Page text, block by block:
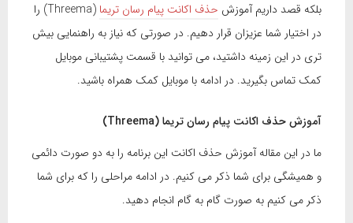
بلکه قصد داریم آموزش حذف اکانت پیام رسان تریما
(Threema) را
در اختیار شما عزیزان قرار دهیم. در صورتی که نیاز به راهنمایی بیش
تری در این زمینه داشتید، می توانید با قسمت پشتیبانی موبایل
کمک تماس بگیرید. در ادامه با موبایل کمک همراه باشید.
آموزش حذف اکانت پیام رسان تریما (Threema)
ما در این مقاله آموزش حذف اکانت این برنامه را به دو صورت دائمی
و همیشگی برای شما ذکر می کنیم. در ادامه مراحلی را که برای شما
ذکر می کنیم به صورت گام به گام انجام دهید.